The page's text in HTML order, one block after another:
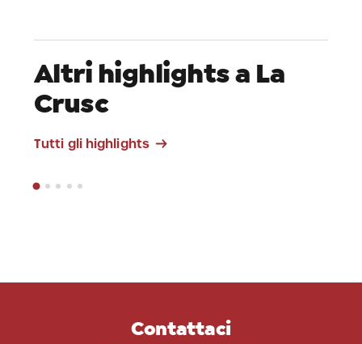
Altri highlights a La
Crusc
Tutti gli highlights
Pra de Armentara
Contattaci